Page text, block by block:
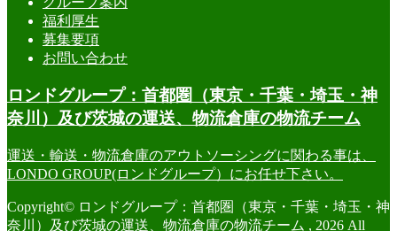
福利厚生
募集要項
お問い合わせ
ロンドグループ：首都圏（東京・千葉・埼玉・神
奈川）及び茨城の運送、物流倉庫の物流チーム
運送・輸送・物流倉庫のアウトソーシングに関わる事は、
LONDO GROUP(ロンドグループ）にお任せ下さい。
Copyright© ロンドグループ：首都圏（東京・千葉・埼玉・神
奈川）及び茨城の運送、物流倉庫の物流チーム , 2026 All